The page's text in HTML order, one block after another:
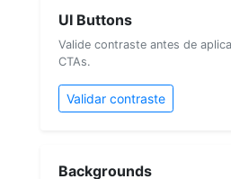
UI Buttons
Valide contraste antes de
CTAs.
Validar contraste
Backgrounds